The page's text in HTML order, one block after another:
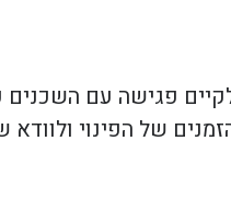
פגישה עם השכנים
של הפינוי